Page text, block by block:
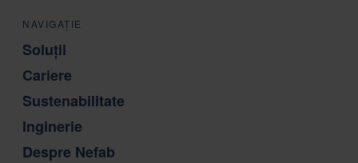
NAVIGAȚIE
Soluții
Cariere
Sustenabilitate
Inginerie
Despre Nefab